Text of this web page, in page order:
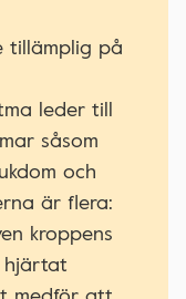
tillämplig på
leder till
såsom
och
är flera:
kroppens
hjärtat